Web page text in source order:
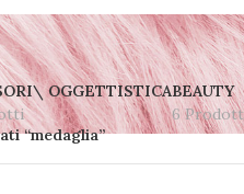
OGGETTISTICABEAUTY
6
“medaglia”